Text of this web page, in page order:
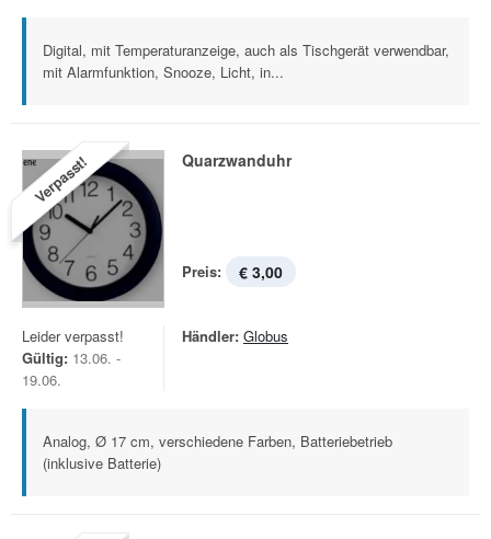
Digital, mit Temperaturanzeige, auch als Tischgerät verwendbar,
mit Alarmfunktion, Snooze, Licht, in...
Verpasst! Quarzwanduhr
Preis: € 3,00
Leider verpasst!
Gültig: 13.06. -
19.06.
Händler: Globus
Analog, Ø 17 cm, verschiedene Farben, Batteriebetrieb
(inklusive Batterie)